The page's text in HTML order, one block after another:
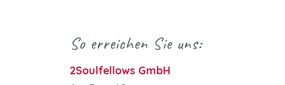
So erreichen Sie uns:
2Soulfellows GmbH